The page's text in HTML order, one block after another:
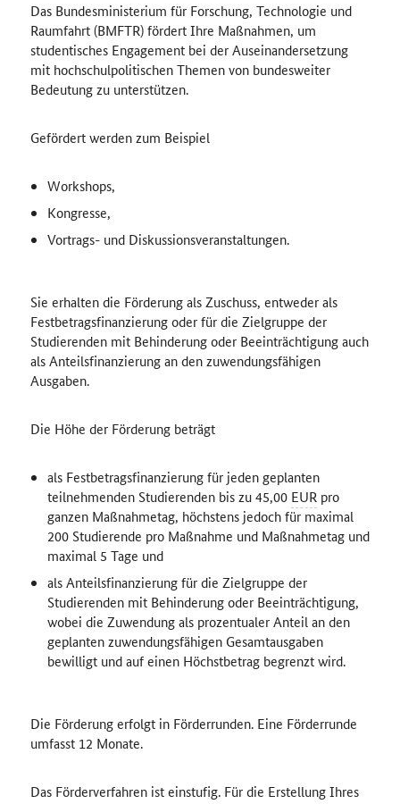
Das Bundesministerium für ­Forschung, Technologie und
Raumfahrt(BMFTR)fördert Ihre Maßnahmen, um
studentisches Engagement bei der Auseinandersetzung
mit hochschulpolitischen Themen von bundesweiter
Bedeutung zu unterstützen.
Gefördert werden zum Beispiel
Workshops,
Kongresse,
Vortrags- und Diskussionsveranstaltungen.
Sie erhalten die Förderung als Zuschuss, entweder als
Festbetragsfinanzierung oder für die Zielgruppe der
Studierenden mit Behinderung oder Beeinträchtigung auch
als Anteilsfinanzierung an den zuwendungsfähigen
Ausgaben.
Die Höhe der Förderung beträgt
als Festbetragsfinanzierung für jeden geplanten
teilnehmenden Studierenden bis zu 45,00 EURpro
ganzen Maßnahmetag, höchstens jedoch für maximal
200 Studierende pro Maßnahme und Maßnahmetag und
maximal 5 Tage und
als Anteilsfinanzierung für die Zielgruppe der
Studierenden mit Behinderung oder Beeinträchtigung,
wobei die Zuwendung als prozentualer Anteil an den
geplanten zuwendungsfähigen Gesamtausgaben
bewilligt und auf einen Höchstbetrag begrenzt wird.
Die Förderung erfolgt in Förderrunden. Eine Förderrunde
umfasst 12 Monate.
Das Förderverfahren ist einstufig. Für die Erstellung Ihres